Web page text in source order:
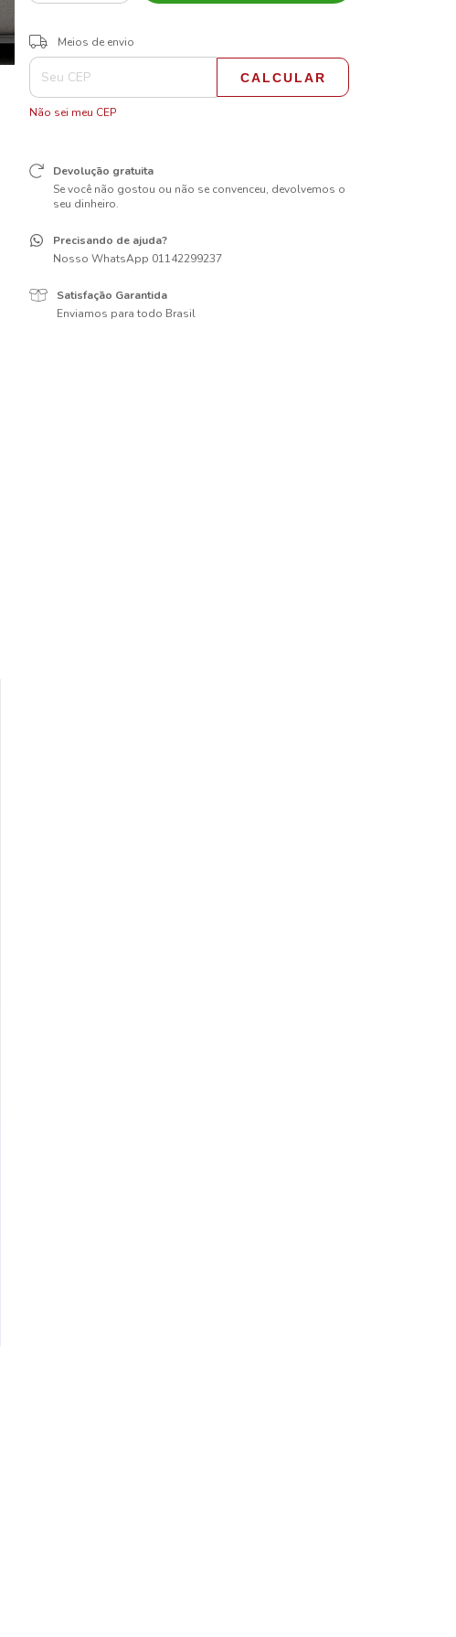
Entregas para o CEP:
Meios de envio
CALCULAR
Não sei meu CEP
Devolução gratuita
Se você não gostou ou não se convenceu, devolvemos o
seu dinheiro.
Precisando de ajuda?
Nosso WhatsApp 01142299237
Satisfação Garantida
Enviamos para todo Brasil